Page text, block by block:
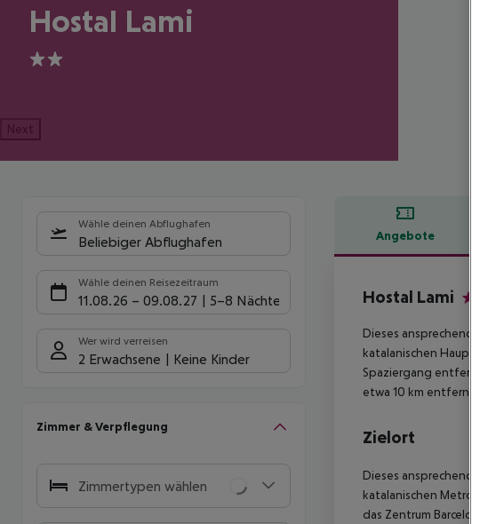
Hostal Lami
2
Next
Wähle deinen Abflughafen
Beliebiger Abflughafen
Wähle deinen Reisezeitraum
11.08.26 – 09.08.27 5-8 Nächte
Wer wird verreisen
2 Erwachsene Keine Kinder
Zimmer & Verpflegung
Zimmertypen wählen
Angebote
Hostal Lami
Dieses ansprechende
katalanischen
Spaziergang entfernt,
etwa 10 km entfernt
Zielort
Dieses ansprechende
katalanischen
das Zentrum